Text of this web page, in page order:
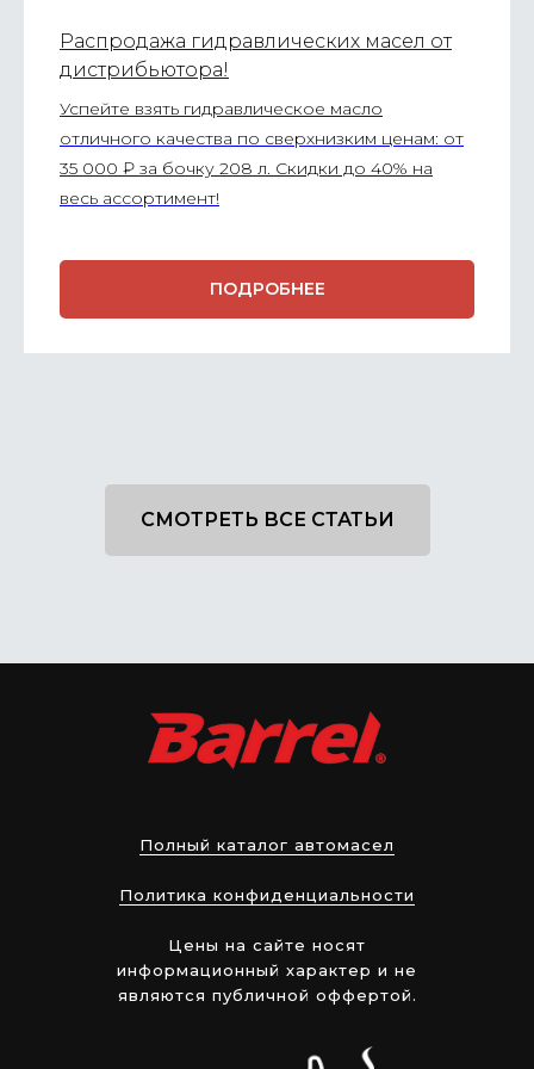
Распродажа гидравлических масел от
дистрибьютора!
Успейте взять гидравлическое масло
отличного качества по сверхнизким ценам: от
35 000 ₽ за бочку 208 л. Скидки до 40% на
весь ассортимент!
ПОДРОБНЕЕ
СМОТРЕТЬ ВСЕ СТАТЬИ
Полный каталог автомасел
Политика конфиденциальности
Цены на сайте носят
информационный характер и не
являются публичной оффертой.